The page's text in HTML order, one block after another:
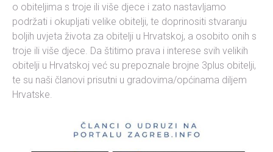
o obiteljima s troje ili više djece i zato nastavljamo
podržati i okupljati velike obitelji, te doprinositi stvaranju
boljih uvjeta života za obitelji u Hrvatskoj, a osobito onih s
troje ili više djece. Da štitimo prava i interese svih velikih
obitelji u Hrvatskoj već su prepoznale brojne 3plus obitelji,
te su naši članovi prisutni u gradovima/općinama diljem
Hrvatske.